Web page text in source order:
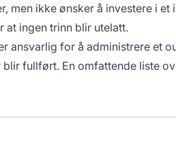
men ikke ønsker å investere i et
at ingen trinn blir utelatt.
ansvarlig for å administrere et
fullført. En omfattende liste